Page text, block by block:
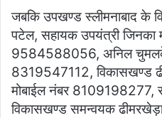
जबकि उपखण्ड स्लीमनाबाद के
पटेल, सहायक उपयंत्री जिनका
9584588056, अनिल चुमलके
8319547112, विकासखण्ड
मोबाईल नंबर 8109198277,
विकासखण्ड समन्वयक